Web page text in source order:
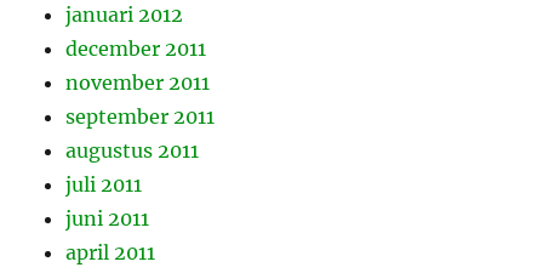
januari 2012
december 2011
november 2011
september 2011
augustus 2011
juli 2011
juni 2011
april 2011